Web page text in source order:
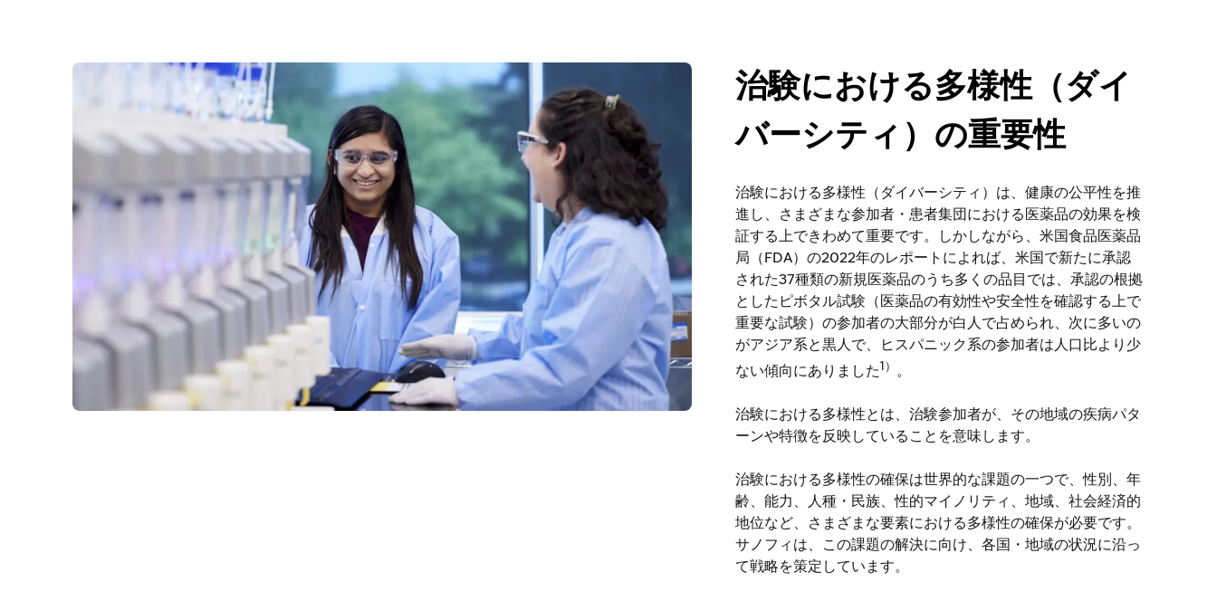
治験における多様性（ダイ
バーシティ）の重要性
治験における多様性（ダイバーシティ）は、健康の公平性を推
進し、さまざまな参加者・患者集団における医薬品の効果を検
証する上できわめて重要です。しかしながら、米国食品医薬品
局（FDA）の2022年のレポートによれば、米国で新たに承認
された37種類の新規医薬品のうち多くの品目では、承認の根拠
としたピボタル試験（医薬品の有効性や安全性を確認する上で
重要な試験）の参加者の大部分が白人で占められ、次に多いの
がアジア系と黒人で、ヒスパニック系の参加者は人口比より少
ない傾向にありました1） 。
治験における多様性とは、治験参加者が、その地域の疾病パタ
ーンや特徴を反映していることを意味します。
治験における多様性の確保は世界的な課題の一つで、性別、年
齢、能力、人種・民族、性的マイノリティ、地域、社会経済的
地位など、さまざまな要素における多様性の確保が必要です。
サノフィは、この課題の解決に向け、各国・地域の状況に沿っ
て戦略を策定しています。